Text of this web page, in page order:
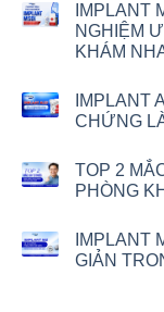
IMPLANT
NGHIỆM
KHÁM
IMPLANT
CHỨNG
TOP 2
PHÒNG
IMPLANT
GIẢN